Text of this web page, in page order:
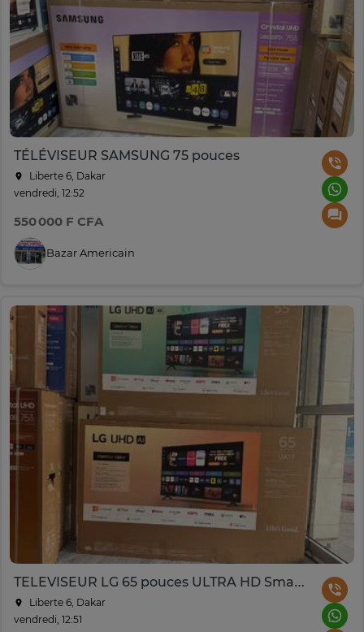
TÉLÉVISEUR SAMSUNG 75 pouces
Liberte 6, Dakar
vendredi, 12:52
550 000 F CFA
Bazar Americain
TELEVISEUR LG 65 pouces ULTRA HD Smart TV
Liberte 6, Dakar
vendredi, 12:51